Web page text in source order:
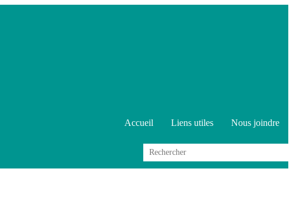
Accueil Liens utiles Nous joindre